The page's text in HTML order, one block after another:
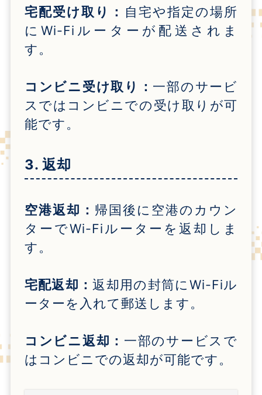
宅配受け取り： 自宅や指定の場所
にWi-Fi ルーターが配送されま
す。
コンビニ受け取り： 一部のサービ
スではコンビニでの受け取りが可
能です。
3. 返却
空港返却： 帰国後に空港のカウン
ターでWi-Fi ルーターを返却しま
す。
宅配返却：返却用の封筒に Wi-Fiル
ーターを入れて郵送します。
コンビニ返却： 一部のサービスで
はコンビニでの返却が可能です。